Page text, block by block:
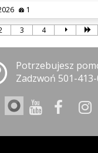
1
3 4
Potrzebujesz
Zadzwoń 501-